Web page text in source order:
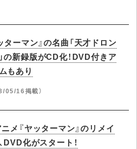
ターマン』の名曲「天才ドロン
の新録版がCD化！DVD付きア
もあり
05/16掲載）
メ『ヤッターマン』のリメイ
DVD化がスタート！